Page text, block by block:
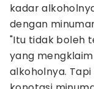
kadar
dengan
"Itu tidak boleh
yang
alkoholnya.